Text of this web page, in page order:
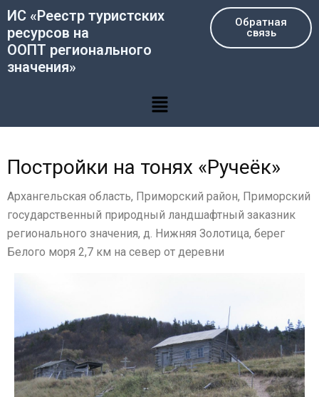
Перейти
содержимому
ИС «Реестр туристских
ресурсов на
ООПТ регионального
значения»
Обратная
связь
Меню
Постройки на тонях «Ручеёк»
Архангельская область, Приморский район, Приморский
государственный природный ландшафтный заказник
регионального значения, д. Нижняя Золотица, берег
Белого моря 2,7 км на север от деревни